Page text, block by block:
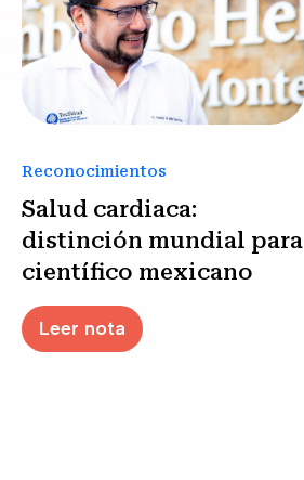
Reconocimientos
Salud cardiaca:
distinción mundial para
científico mexicano
Leer nota